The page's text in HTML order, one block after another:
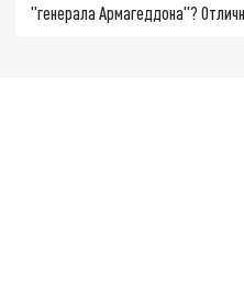
"генерала Армагеддона"?